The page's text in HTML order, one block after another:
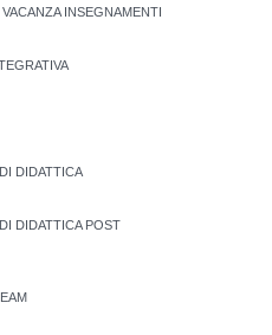
INSEGNAMENTI
DIDATTICA
DIDATTICA POST